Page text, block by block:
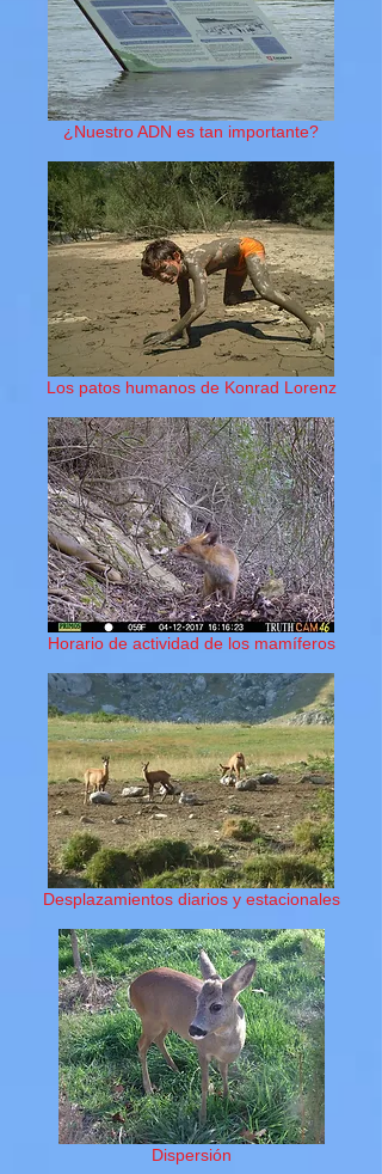
¿Nuestro ADN es tan importante?
Los patos humanos de Konrad Lorenz
Horario de actividad de los mamíferos
Desplazamientos diarios y estacionales
Dispersión